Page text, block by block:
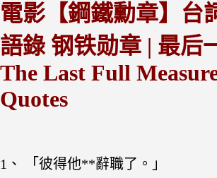
電影【鋼鐵勳章】台
語錄 钢铁勋章 | 最后
The Last Full
Quotes
1、 「彼得他**辭職了。」